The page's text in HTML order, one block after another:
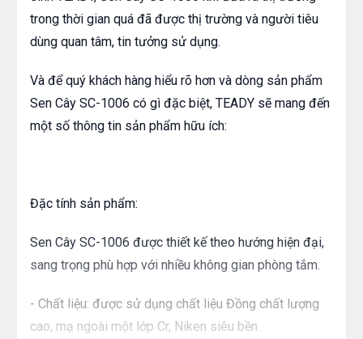
trong thời gian quá đã được thị trường và người tiêu
dùng quan tâm, tin tưởng sử dụng.
Và để quý khách hàng hiểu rõ hơn và dòng sản phẩm
Sen Cây SC-1006 có gì đặc biệt, TEADY sẽ mang đến
một số thông tin sản phẩm hữu ích:
Đặc tính sản phẩm:
Sen Cây SC-1006 được thiết kế theo hướng hiện đại,
sang trọng phù hợp với nhiều không gian phòng tắm.
- Chất liệu: được sử dụng chất liệu Đồng chất lượng
cao, mạ ngoài một lớp Cr, Niken siêu bền.